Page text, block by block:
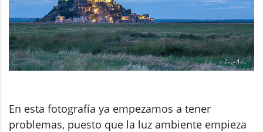
En esta fotografía ya empezamos a tener
problemas, puesto que la luz ambiente empieza